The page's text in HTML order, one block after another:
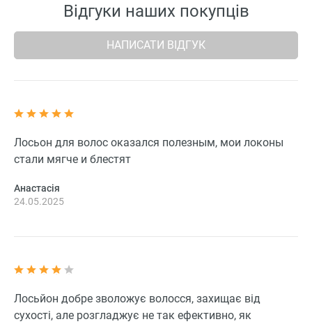
Відгуки наших покупців
НАПИСАТИ ВІДГУК
Лосьон для волос оказался полезным, мои локоны
стали мягче и блестят
Анастасія
24.05.2025
Лосьйон добре зволожує волосся, захищає від
сухості, але розгладжує не так ефективно, як